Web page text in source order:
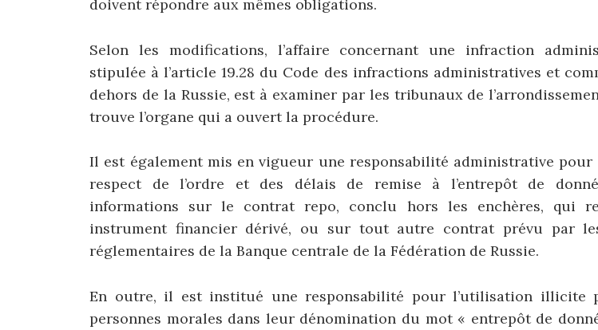
doivent répondre aux mêmes obligations.
Selon les modifications, l’affaire concernant une infraction
stipulée à l’article 19.28 du Code des infractions administratives et
dehors de la Russie, est à examiner par les tribunaux de
trouve l’organe qui a ouvert la procédure.
Il est également mis en vigueur une responsabilité administrative pour
respect de l’ordre et des délais de remise à l’entrepôt de
informations sur le contrat repo, conclu hors les enchères, qui
instrument financier dérivé, ou sur tout autre contrat prévu par
réglementaires de la Banque centrale de la Fédération de Russie.
En outre, il est institué une responsabilité pour l’utilisation illicite
personnes morales dans leur dénomination du mot « entrepôt de